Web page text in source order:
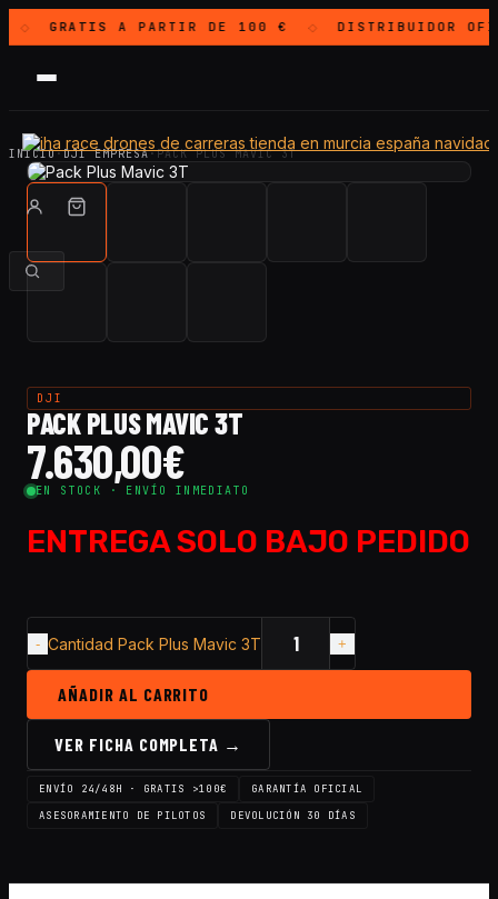
◇ GRATISA PARTIR DE 100 € ◇ DISTRIBUIDOR
INICIO·DJI EMPRESA·PACK PLUS MAVIC 3T
DJI
PACK PLUS MAVIC 3T
7.630,00€
EN STOCK · ENVÍO INMEDIATO
ENTREGA SOLO BAJO PEDIDO
Cantidad Pack Plus Mavic 3T
AÑADIR AL CARRITO
VER FICHA COMPLETA →
ENVÍO 24/48H · GRATIS >100€
GARANTÍA OFICIAL
ASESORAMIENTO DE PILOTOS
DEVOLUCIÓN 30 DÍAS